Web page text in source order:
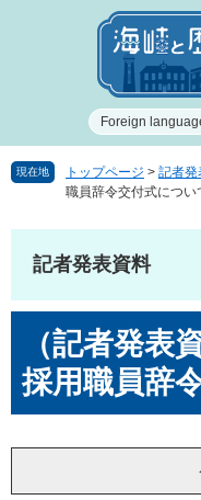
で
ば
Foreign
現在地 トップページ > 記者発
職員辞令交付式につい
記者発表資料
（記者発表
採用職員辞